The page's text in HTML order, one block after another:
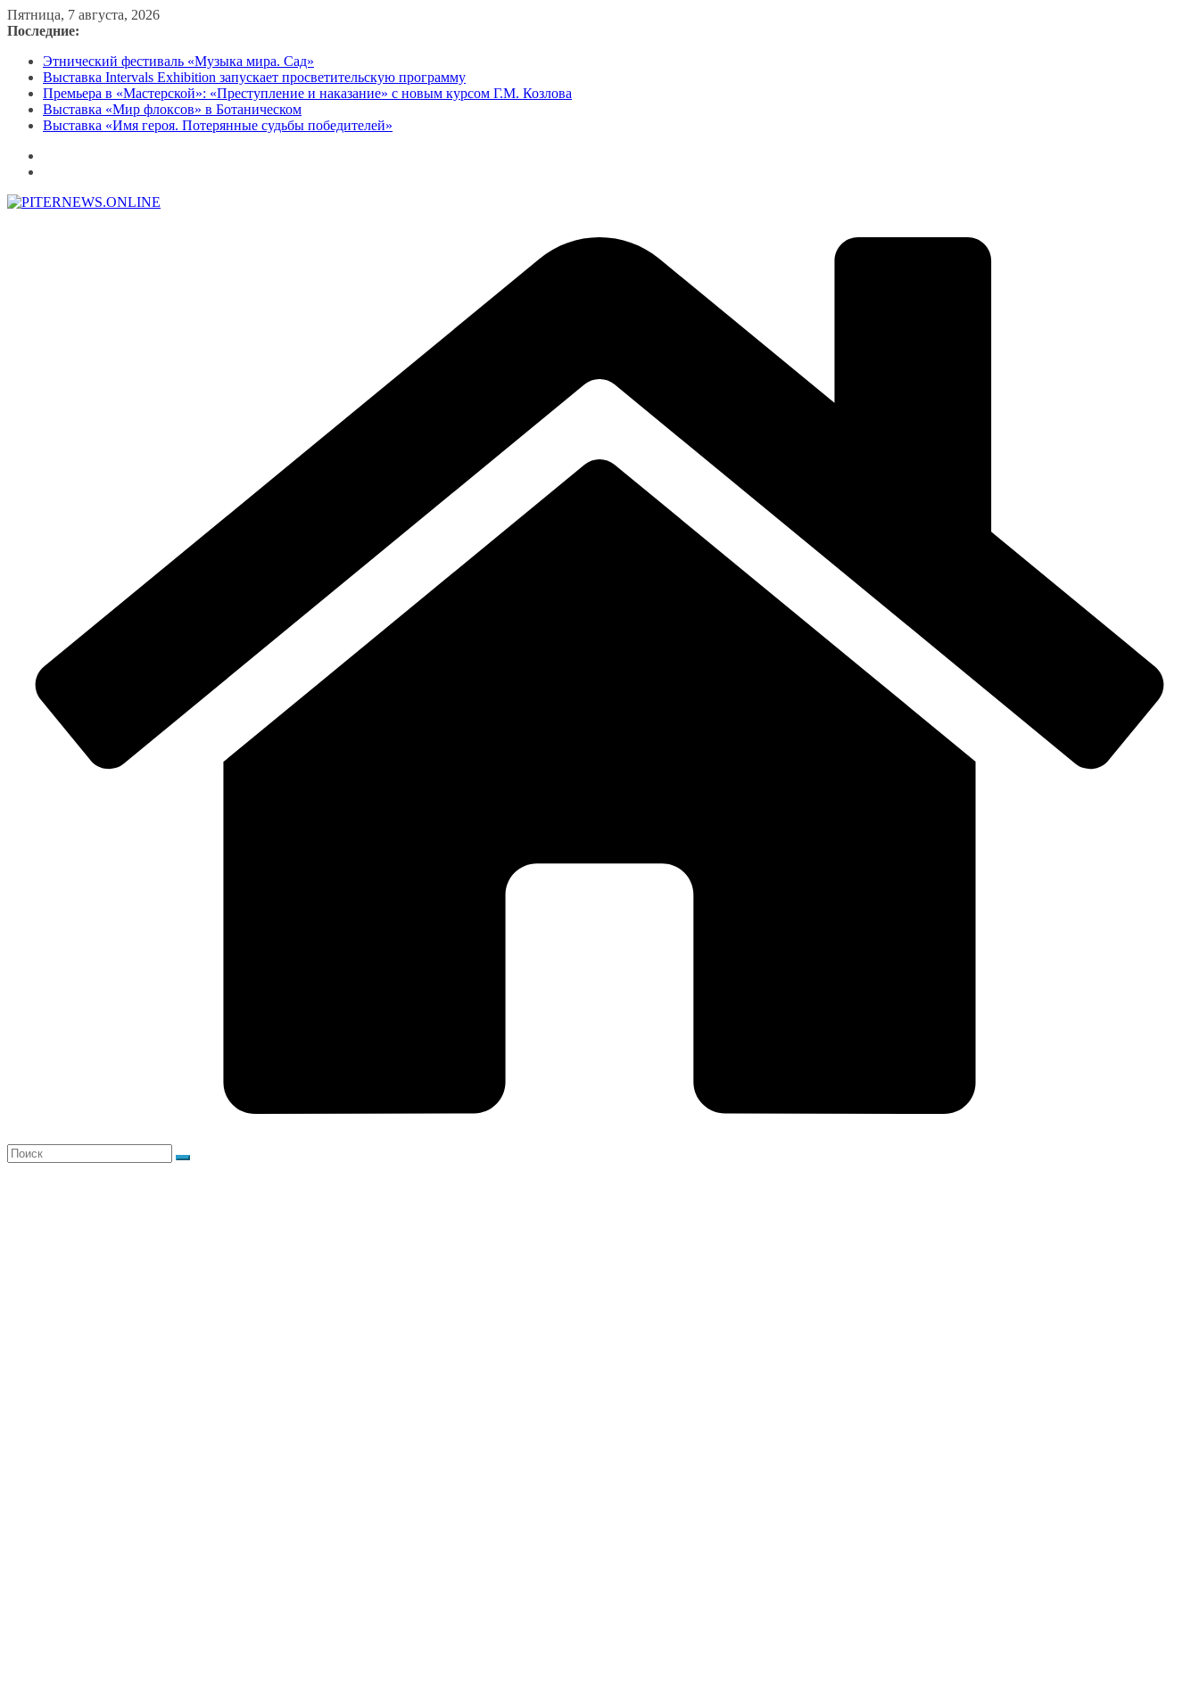
Перейти
к
Пятница, 7 августа, 2026
Последние:
Этнический фестиваль «Музыка мира. Сад»
Выставка Intervals Exhibition запускает просветительскую программу
Премьера в «Мастерской»: «Преступление и наказание» с новым курсом Г.М. Козлова
Выставка «Мир флоксов» в Ботаническом
Выставка «Имя героя. Потерянные судьбы победителей»